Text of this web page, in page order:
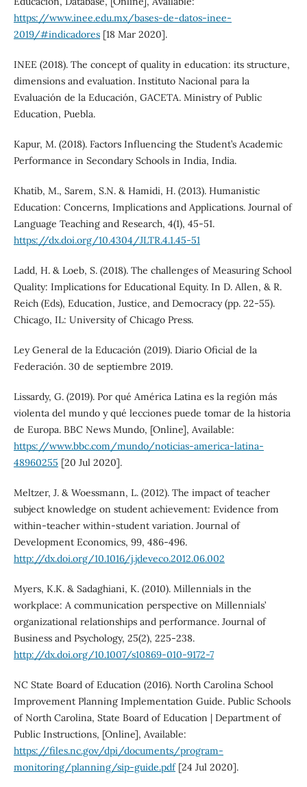
https://www.inee.edu.mx/bases-de-datos-inee-
2019/#indicadores[18 Mar 2020].
INEE (2018). The concept of quality in education: its structure,
dimensions and evaluation. Instituto Nacional para la
Evaluación de la Educación, GACETA. Ministry of Public
Education, Puebla.
Kapur, M. (2018). Factors Influencing the Student’s Academic
Performance in Secondary Schools in India, India.
Khatib, M., Sarem, S.N. & Hamidi, H. (2013). Humanistic
Education: Concerns, Implications and Applications. Journal of
Language Teaching and Research, 4(1), 45-51.
https://dx.doi.org/10.4304/JLTR.4.1.45-51
Ladd, H. & Loeb, S. (2018). The challenges of Measuring School
Quality: Implications for Educational Equity. In D. Allen, & R.
Reich (Eds), Education, Justice, and Democracy (pp. 22-55).
Chicago, IL: University of Chicago Press.
Ley General de la Educación (2019). Diario Oficial de la
Federación. 30 de septiembre 2019.
Lissardy, G. (2019). Por qué América Latina es la región más
violenta del mundo y qué lecciones puede tomar de la historia
de Europa. BBC News Mundo, [Online], Available:
https://www.bbc.com/mundo/noticias-america-latina-
48960255 [20 Jul 2020].
Meltzer, J. & Woessmann, L. (2012). The impact of teacher
subject knowledge on student achievement: Evidence from
within-teacher within-student variation. Journal of
Development Economics, 99, 486-496.
http://dx.doi.org/10.1016/j.jdeveco.2012.06.002
Myers, K.K. & Sadaghiani, K. (2010). Millennials in the
workplace: A communication perspective on Millennials’
organizational relationships and performance. Journal of
Business and Psychology, 25(2), 225-238.
http://dx.doi.org/10.1007/s10869-010-9172-7
NC State Board of Education (2016). North Carolina School
Improvement Planning Implementation Guide. Public Schools
of North Carolina, State Board of Education | Department of
Public Instructions, [Online], Available:
https://files.nc.gov/dpi/documents/program-
monitoring/planning/sip-guide.pdf[24 Jul 2020].